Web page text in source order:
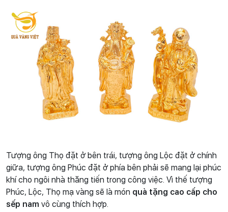
Tượng ông Thọ đặt ở bên trái, tượng ông Lộc đặt ở chính
giữa, tượng ông Phúc đặt ở phía bên phải sẽ mang lại phúc
khí cho ngôi nhà thăng tiến trong công việc. Vì thế tượng
Phúc, Lộc, Thọ mạ vàng sẽ là món quà tặng cao cấp cho
sếp nam vô cùng thích hợp.